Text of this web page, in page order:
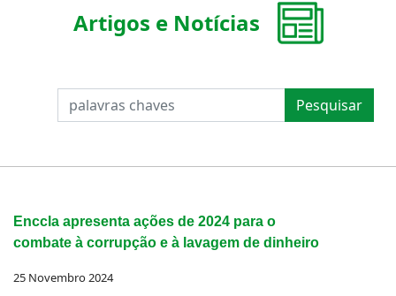
PESQUISAR Pesquisar
Artigos e Notícias
Enccla apresenta ações de 2024 para o
combate à corrupção e à lavagem de dinheiro
25 Novembro 2024